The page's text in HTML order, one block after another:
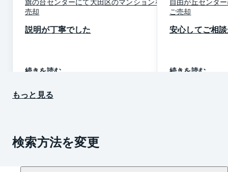
売却
説明が丁寧でした
続きを読む
ご売却
安心してご相
続きを読む
もっと見る
検索方法を変更